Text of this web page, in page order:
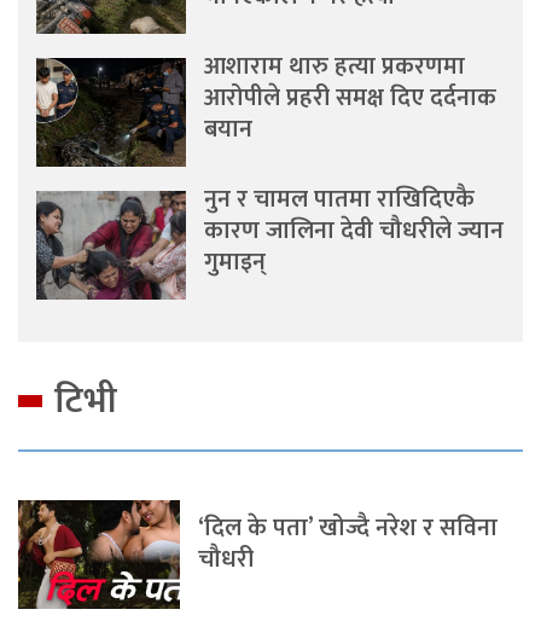
आशाराम थारु हत्या प्रकरणमा
आरोपीले प्रहरी समक्ष दिए दर्दनाक
बयान
नुन र चामल पातमा राखिदिएकै
कारण जालिना देवी चौधरीले ज्यान
गुमाइन्
टिभी
‘दिल के पता’ खोज्दै नरेश र सविना
चौधरी